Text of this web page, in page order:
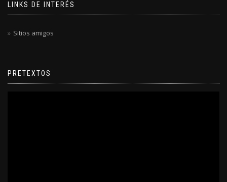
LINKS DE INTERÉS
Sitios amigos
PRETEXTOS